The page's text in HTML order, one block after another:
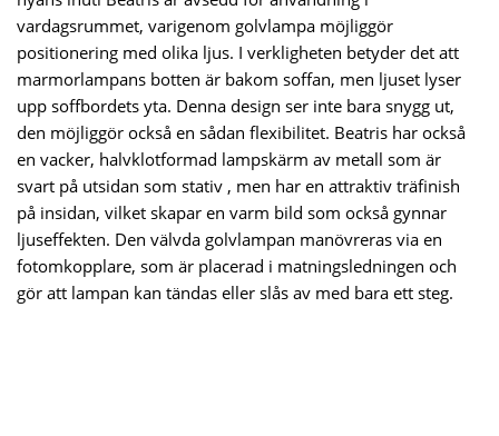
vardagsrummet, varigenom golvlampa möjliggör
positionering med olika ljus. I verkligheten betyder det att
marmorlampans botten är bakom soffan, men ljuset lyser
upp soffbordets yta. Denna design ser inte bara snygg ut,
den möjliggör också en sådan flexibilitet. Beatris har också
en vacker, halvklotformad lampskärm av metall som är
svart på utsidan som stativ , men har en attraktiv träfinish
på insidan, vilket skapar en varm bild som också gynnar
ljuseffekten. Den välvda golvlampan manövreras via en
fotomkopplare, som är placerad i matningsledningen och
gör att lampan kan tändas eller slås av med bara ett steg.